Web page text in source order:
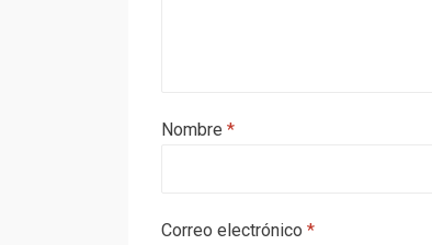
Nombre *
Correo electrónico *